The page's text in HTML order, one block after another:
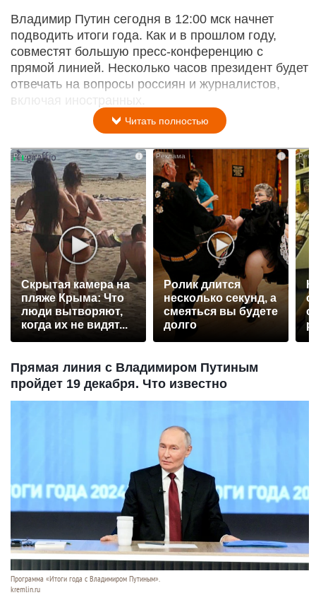
Владимир Путин сегодня в 12:00 мск начнет
подводить итоги года. Как и в прошлом году,
совместят большую пресс-конференцию с
прямой линией. Несколько часов президент будет
отвечать на вопросы россиян и журналистов,
включая иностранных.
Читать полностью
i
Скрытая камера на
пляже Крыма: Что
люди вытворяют,
когда их не видят...
Ролик длится
несколько секунд, а
смеяться вы будете
долго
Прямая линия с Владимиром Путиным
пройдет 19 декабря. Что известно
Программа «Итоги года с Владимиром Путиным».
kremlin.ru